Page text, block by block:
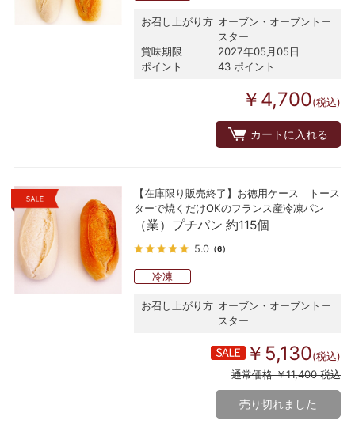
お召し上がり方 オーブン・オーブントー
スター
賞味期限
2027年05月05日
ポイント
43 ポイント
￥4,700(税込)
カートに入れる
【在庫限り販売終了】お徳用ケース トース
ターで焼くだけOKのフランス産冷凍パン
（業）プチパン 約115個
5.0 （6）
冷凍
お召し上がり方 オーブン・オーブントー
スター
￥5,130(税込)
通常価格 ￥11,400 税込
売り切れました